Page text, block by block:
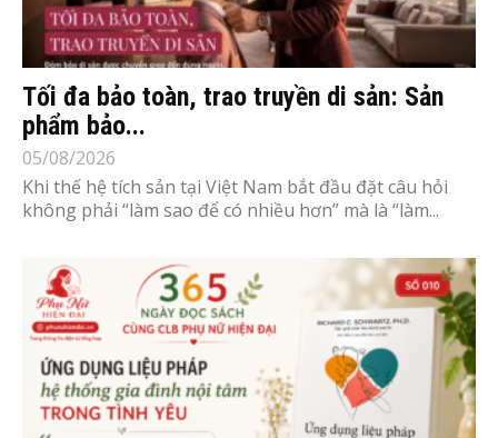
Tối đa bảo toàn, trao truyền di sản: Sản
phẩm bảo...
05/08/2026
Khi thế hệ tích sản tại Việt Nam bắt đầu đặt câu hỏi
không phải “làm sao để có nhiều hơn” mà là “làm...